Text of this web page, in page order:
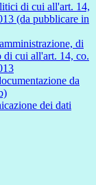
di cui all'art. 14,
(da pubblicare in
di
di cui all'art. 14, co.
da
dei dati